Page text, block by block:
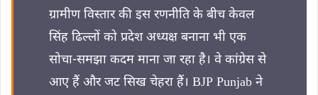
ग्रामीण विस्तार की इस रणनीति के बीच केवल
सिंह ढिल्लों को प्रदेश अध्यक्ष बनाना भी एक
सोचा-समझा कदम माना जा रहा है। वे कांग्रेस से
आए हैं और जट सिख चेहरा हैं। BJP Punjab ने